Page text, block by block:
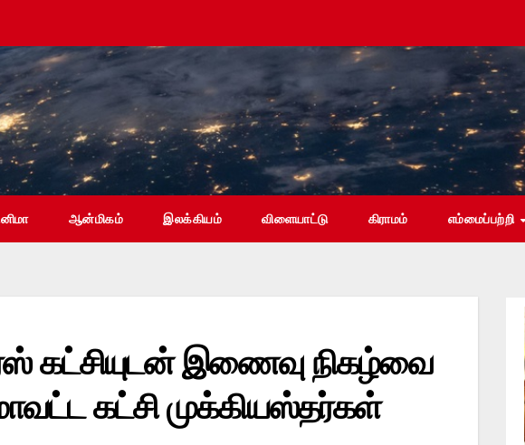
ஆன்மிகம் இலக்கியம் விளையாட்டு கிராமம் எம்மைப்பற்றி
கட்சியுடன் இணைவு நிகழ்வை
கட்சி முக்கியஸ்தர்கள்